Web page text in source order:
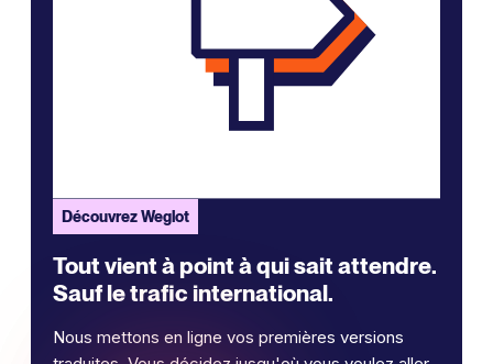
Découvrez Weglot
Tout vient à point à qui sait attendre.
Sauf le trafic international.
Nous mettons en ligne vos premières versions